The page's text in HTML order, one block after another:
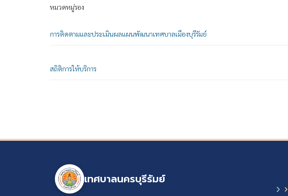
หมวดหมู่รอง
การติดตามและประเมินผลแผนพัฒนาเทศบาลเมืองบุรีรัมย์
สถิติการให้บริการ
เทศบาลนครบุรีรัมย์